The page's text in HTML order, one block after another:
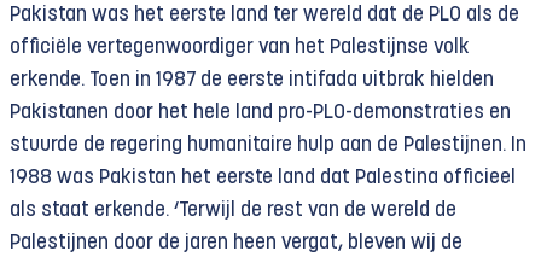
Pakistan was het eerste land ter wereld dat de PLO als de
officiële vertegenwoordiger van het Palestijnse volk
erkende. Toen in 1987 de eerste intifada uitbrak hielden
Pakistanen door het hele land pro-PLO-demonstraties en
stuurde de regering humanitaire hulp aan de Palestijnen. In
1988 was Pakistan het eerste land dat Palestina officieel
als staat erkende. ‘Terwijl de rest van de wereld de
Palestijnen door de jaren heen vergat, bleven wij de